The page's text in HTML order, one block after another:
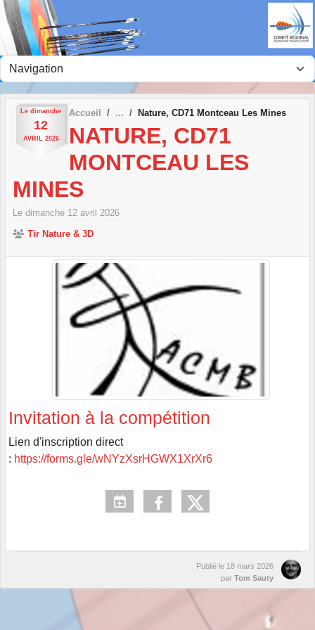
Le dimanche
12
AVRIL 2026
Accueil Nature, CD71 Montceau Les Mines
NATURE, CD71
MONTCEAU LES
MINES
Le dimanche 12 avril 2026
Tir Nature & 3D
Invitation à la compétition
Lien d'inscription direct
: https://forms.gle/wNYzXsrHGWX1XrXr6
Publié le 18 mars 2026
par Tom Sauty
Panneau de gestion des cookies